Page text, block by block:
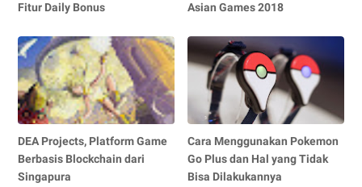
Fitur Daily Bonus
Asian Games 2018
DEA Projects, Platform Game
Berbasis Blockchain dari
Singapura
Cara Menggunakan Pokemon
Go Plus dan Hal yang Tidak
Bisa Dilakukannya